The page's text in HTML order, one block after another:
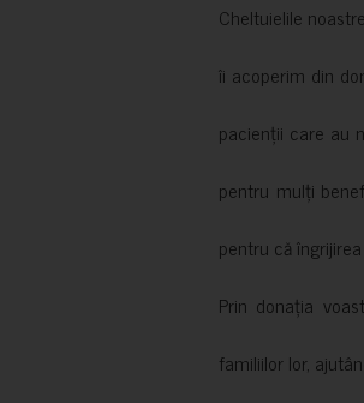
Cheltuielile
îi acoperim din
pacienții care au
pentru mulți
pentru că
Prin donația
familiilor lor,